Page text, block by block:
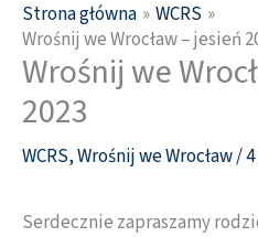
Strona główna
WCRS
Wrośnij we Wrocław – jesień
Wrośnij we
2023
WCRS,Wrośnij we Wrocław/
Serdecznie zapraszamy